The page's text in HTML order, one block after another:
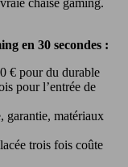
en 30 secondes :
€ pour du durable
pour l’entrée de
garantie, matériaux
trois fois coûte